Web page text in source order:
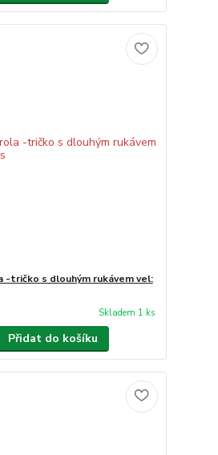
tričko s dlouhým rukávem vel:
Skladem 1 ks
Přidat do košíku